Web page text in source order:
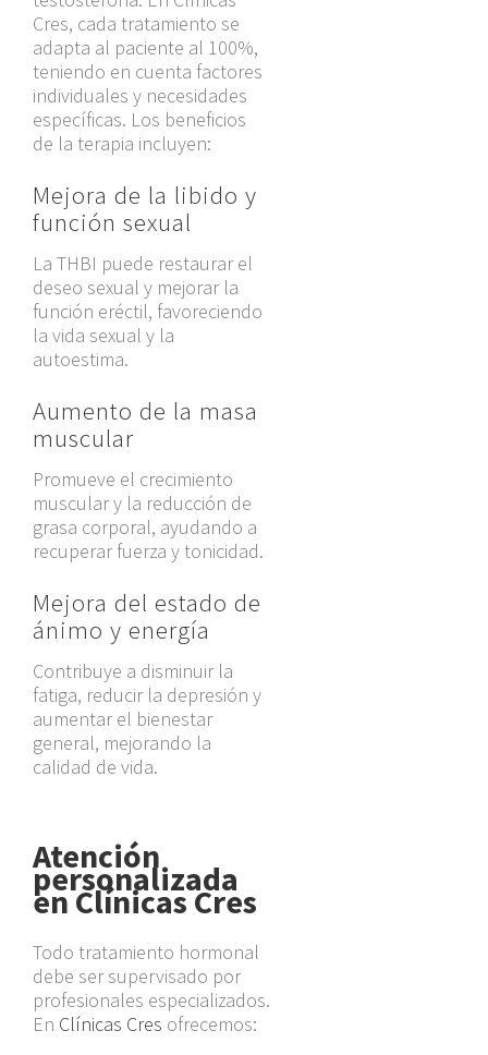
Cres, cada tratamiento se
adapta al paciente al 100%,
teniendo en cuenta factores
individuales y necesidades
específicas. Los beneficios
de la terapia incluyen:
Mejora de la libido y
función sexual
La THBI puede restaurar el
deseo sexual y mejorar la
función eréctil, favoreciendo
la vida sexual y la
autoestima.
Aumento de la masa
muscular
Promueve el crecimiento
muscular y la reducción de
grasa corporal, ayudando a
recuperar fuerza y tonicidad.
Mejora del estado de
ánimo y energía
Contribuye a disminuir la
fatiga, reducir la depresión y
aumentar el bienestar
general, mejorando la
calidad de vida.
Atención
personalizada
en Clínicas Cres
Todo tratamiento hormonal
debe ser supervisado por
profesionales especializados.
En Clínicas Cres ofrecemos: